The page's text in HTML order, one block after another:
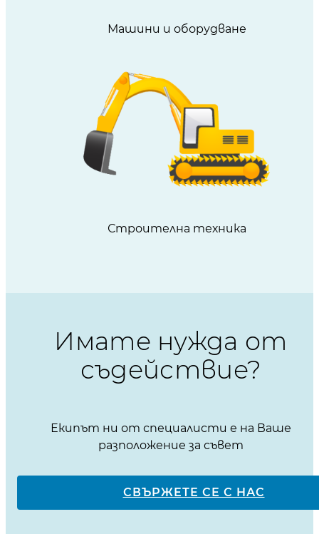
Машини и оборудване
Строителна техника
Имате нужда от
съдействие?
Екипът ни от специалисти е на Ваше
разположение за съвет
СВЪРЖЕТЕ СЕ С НАС